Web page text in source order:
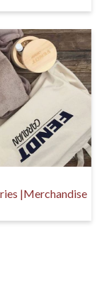
|Merchandise